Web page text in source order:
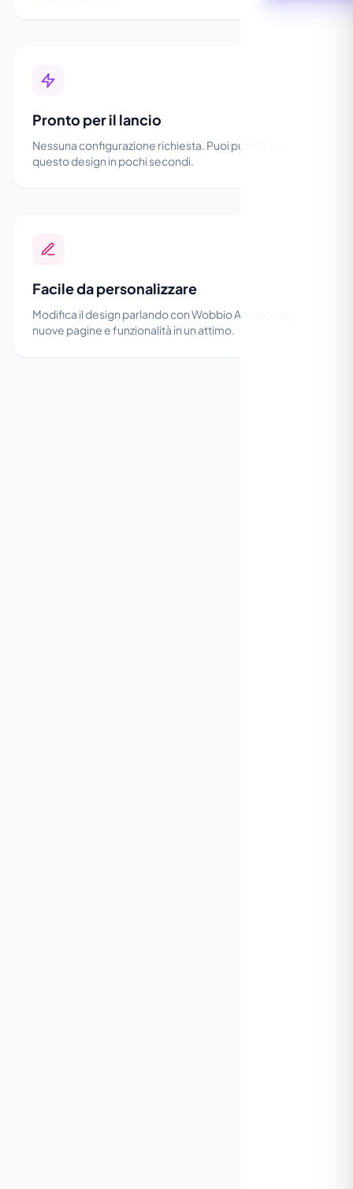
Pronto per il lancio
Nessuna configurazione richiesta. Puoi pubblicare
questo design in pochi secondi.
Facile da personalizzare
Modifica il design parlando con Wobbio AI. Aggiungi
nuove pagine e funzionalità in un attimo.